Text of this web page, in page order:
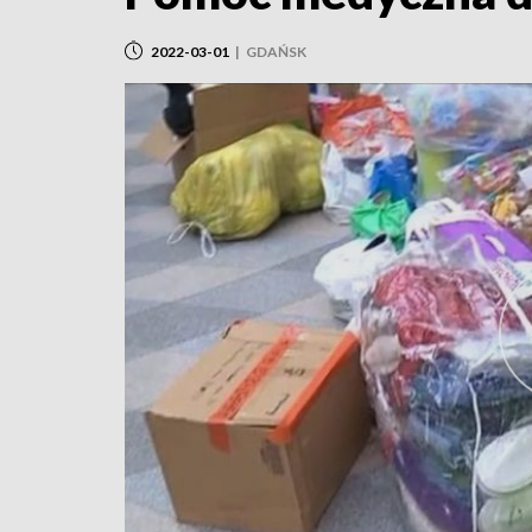
2022-03-01 | GDAŃSK